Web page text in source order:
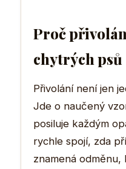
Proč
chytrých psů
Přivolání není jen
Jde o naučený
posiluje každým
rychle spojí, zda
znamená